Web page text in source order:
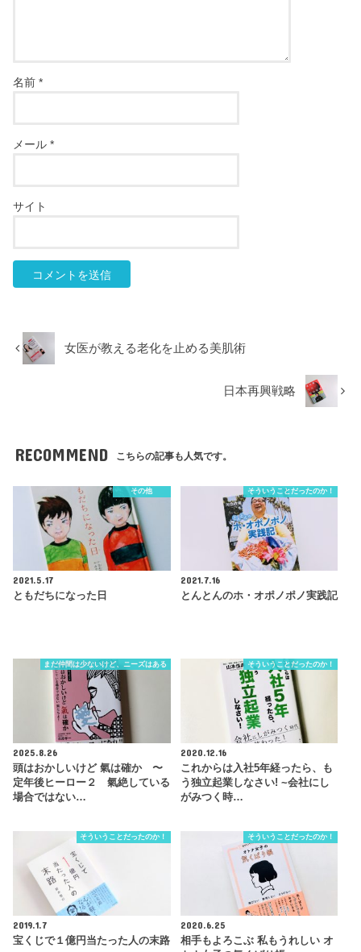
名前*
メール*
サイト
女医が教える老化を止める美肌術
日本再興戦略
RECOMMEND こちらの記事も人気です。
その他
2021.5.17
ともだちになった日
そういうことだったのか！
2021.7.16
とんとんのホ・オポノポノ実践記
まだ仲間は少ないけど、ニーズはある
2025.8.26
頭はおかしいけど 氣は確か 〜
定年後ヒーロー２ 氣絶している
場合ではない…
そういうことだったのか！
2020.12.16
これからは入社5年経ったら、も
う独立起業しなさい! ~会社にし
がみつく時…
そういうことだったのか！
2019.1.7
宝くじで１億円当たった人の末路
そういうことだったのか！
2020.6.25
相手もよろこぶ 私もうれしい オ